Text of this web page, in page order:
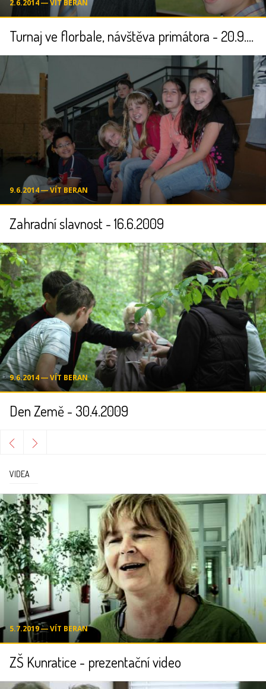
2.6.2014 ― VÍT BERAN
Turnaj ve florbale, návštěva primátora - 20.9.2008
9.6.2014 ― VÍT BERAN
Zahradní slavnost - 16.6.2009
9.6.2014 ― VÍT BERAN
Den Země - 30.4.2009
VIDEA
5.7.2019 ― VÍT BERAN
ZŠ Kunratice - prezentační video